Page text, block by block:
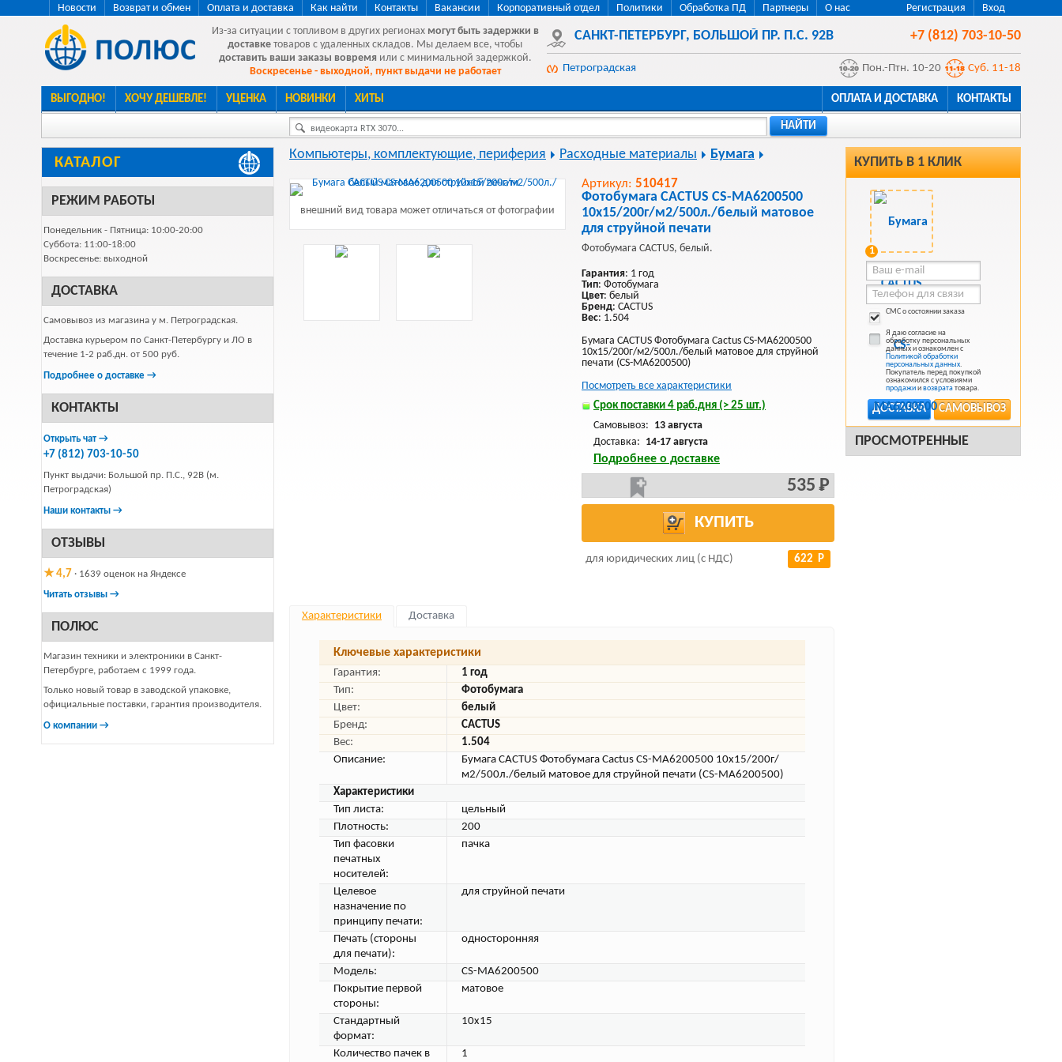
Регистрация Вход
Новости Возврат и обмен Оплата и доставка Как найти Контакты Вакансии Корпоративный отдел Политики Обработка ПД Партнеры
О нас
Из-за ситуации с топливом в других регионах могут быть задержки в
доставке товаров с удаленных складов. Мы делаем все, чтобы
доставить ваши заказы вовремя или с минимальной задержкой.
Воскресенье - выходной, пункт выдачи не работает
САНКТ-ПЕТЕРБУРГ, БОЛЬШОЙ ПР. П.С. 92В +7 (812) 703-10-50
Петроградская Пон.-Птн. 10-20 Суб. 11-18
ВЫГОДНО! ХОЧУ ДЕШЕВЛЕ! УЦЕНКА НОВИНКИ ХИТЫ ОПЛАТА И ДОСТАВКА КОНТАКТЫ
видеокарта RTX 3070... НАЙТИ
КАТАЛОГ
РЕЖИМ РАБОТЫ
Понедельник - Пятница: 10:00-20:00
Суббота: 11:00-18:00
Воскресенье: выходной
ДОСТАВКА
Самовывоз из магазина у м. Петроградская.
Доставка курьером по Санкт-Петербургу и ЛО в
течение 1-2 раб.дн. от 500 руб.
Подробнее о доставке →
КОНТАКТЫ
Открыть чат →
+7 (812) 703-10-50
Пункт выдачи: Большой пр. П.С., 92В (м.
Петроградская)
Наши контакты →
ОТЗЫВЫ
★ 4,7 · 1639 оценок на Яндексе
Читать отзывы →
ПОЛЮС
Магазин техники и электроники в Санкт-
Петербурге, работаем с 1999 года.
Только новый товар в заводской упаковке,
официальные поставки, гарантия производителя.
О компании →
КУПИТЬ В 1 КЛИК
1
СМС о состоянии заказа
Я даю согласие на
обработку персональных
данных и ознакомлен с
Политикой обработки
персональных данных.
Покупатель перед покупкой
ознакомился с условиями
продажиивозврататовара.
САМОВЫВОЗ
ДОСТАВКА
ПРОСМОТРЕННЫЕ
Компьютеры, комплектующие, периферия Расходные материалы Бумага
внешний вид товара может отличаться от фотографии
Артикул: 510417
Фотобумага CACTUS CS-MA6200500
10x15/200г/м2/500л./белый матовое
для струйной печати
Фотобумага CACTUS, белый.
Гарантия: 1 год
Тип: Фотобумага
Цвет: белый
Бренд: CACTUS
Вес: 1.504
Бумага CACTUS Фотобумага Cactus CS-MA6200500
10x15/200г/м2/500л./белый матовое для струйной
печати (CS-MA6200500)
Посмотреть все характеристики
Срок поставки 4 раб.дня (> 25 шт.)
Самовывоз: 13 августа
Доставка: 14-17 августа
Подробнее о доставке
535 Р
КУПИТЬ
для юридических лиц (с НДС) 622 Р
Характеристики Доставка
Ключевые характеристики
Гарантия:
1 год
Тип:
Фотобумага
Цвет:
белый
Бренд:
CACTUS
Вес:
1.504
Описание:
Бумага CACTUS Фотобумага Cactus CS-MA6200500 10x15/200г/
м2/500л./белый матовое для струйной печати (CS-MA6200500)
Характеристики
Тип листа:
цельный
Плотность:
200
Тип фасовки
печатных
носителей:
пачка
Целевое
назначение по
принципу печати:
для струйной печати
Печать (стороны
для печати):
односторонняя
Модель:
CS-MA6200500
Покрытие первой
стороны:
матовое
Стандартный
формат:
10x15
Количество пачек в 1